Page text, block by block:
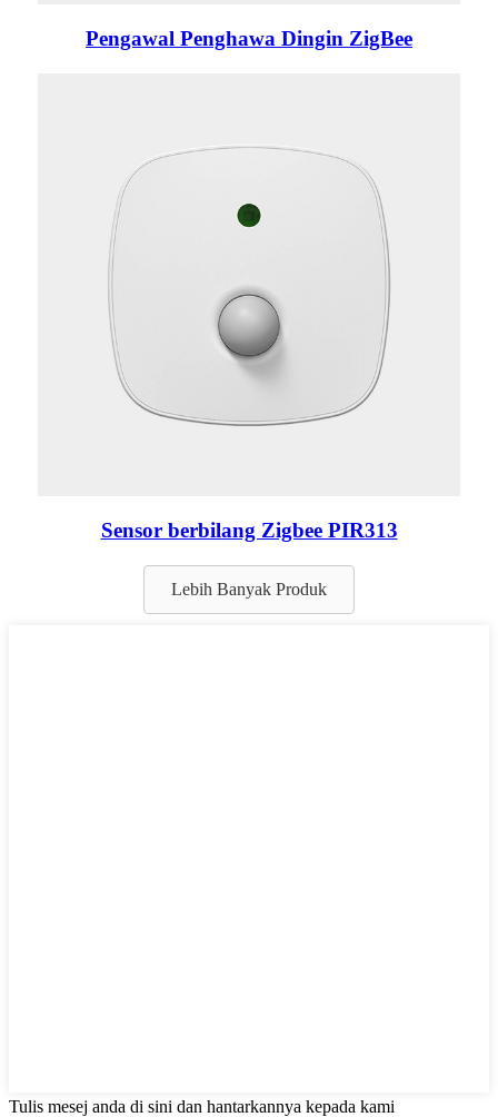
Pengawal Penghawa Dingin ZigBee
Sensor berbilang Zigbee PIR313
Lebih Banyak Produk
Tulis mesej anda di sini dan hantarkannya kepada kami